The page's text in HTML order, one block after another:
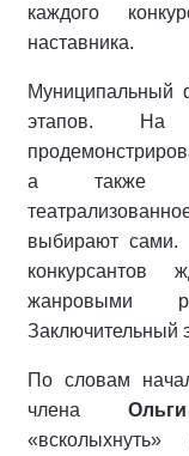
каждого
наставника.
Муниципальный
этапов. На
а также
выбирают сами.
конкурсантов
жанровыми
Заключительный
По словам
члена